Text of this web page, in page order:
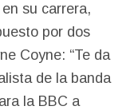
su carrera,
por dos
Coyne: “Te da
de la banda
la BBC a